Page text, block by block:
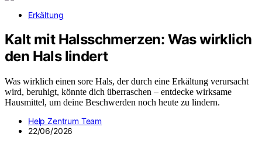
Erkältung
Kalt mit Halsschmerzen: Was wirklich
den Hals lindert
Was wirklich einen sore Hals, der durch eine Erkältung verursacht
wird, beruhigt, könnte dich überraschen – entdecke wirksame
Hausmittel, um deine Beschwerden noch heute zu lindern.
Help Zentrum Team
22/06/2026